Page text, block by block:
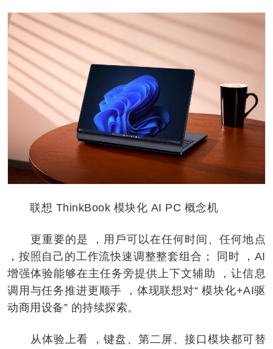
联想 ThinkBook 模块化 AI PC 概念机
更重要的是 ，用戶可以在任何时间、任何地点
，按照自己的工作流快速调整整套组合； 同时 ，AI
增强体验能够在主任务旁提供上下文辅助 ，让信息
调用与任务推进更顺手 ，体现联想对“ 模块化+AI驱
动商用设备” 的持续探索。
从体验上看 ，键盘、第二屏、接口模块都可替